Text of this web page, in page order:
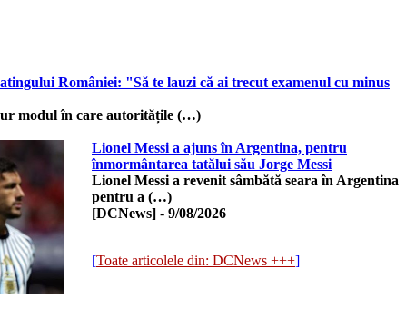
României: "Să te lauzi că ai trecut examenul cu minus
modul în care autoritățile (…)
Lionel Messi a ajuns în Argentina, pentru
înmormântarea tatălui său Jorge Messi
Lionel Messi a revenit sâmbătă seara în Argentina
pentru a (…)
[DCNews] - 9/08/2026
[Toate articolele din: DCNews +++]